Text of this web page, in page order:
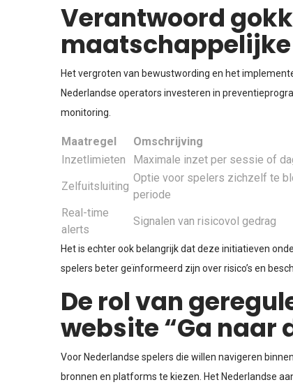
Verantwoord
Het vergroten van bewustwording en het
Nederlandse operators investeren in
monitoring.
Maatregel Omschrijving
Inzetlimieten
Maximale inzet per sessie of
Zelfuitsluiting
Optie voor spelers zichzelf te
periode
Real-time
alerts
Signalen van risicovol gedrag
Het is echter ook belangrijk dat deze initiatieven
spelers beter geïnformeerd zijn over risico’s en
De rol van
website “Ga naar
Voor Nederlandse spelers die willen navigeren
bronnen en platforms te kiezen. Het Nederlandse